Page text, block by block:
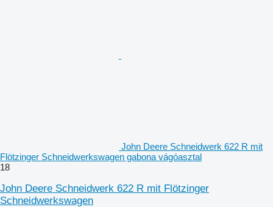
John Deere Schneidwerk 622 R mit
Flötzinger Schneidwerkswagen gabona vágóasztal
18
John Deere Schneidwerk 622 R mit Flötzinger
Schneidwerkswagen